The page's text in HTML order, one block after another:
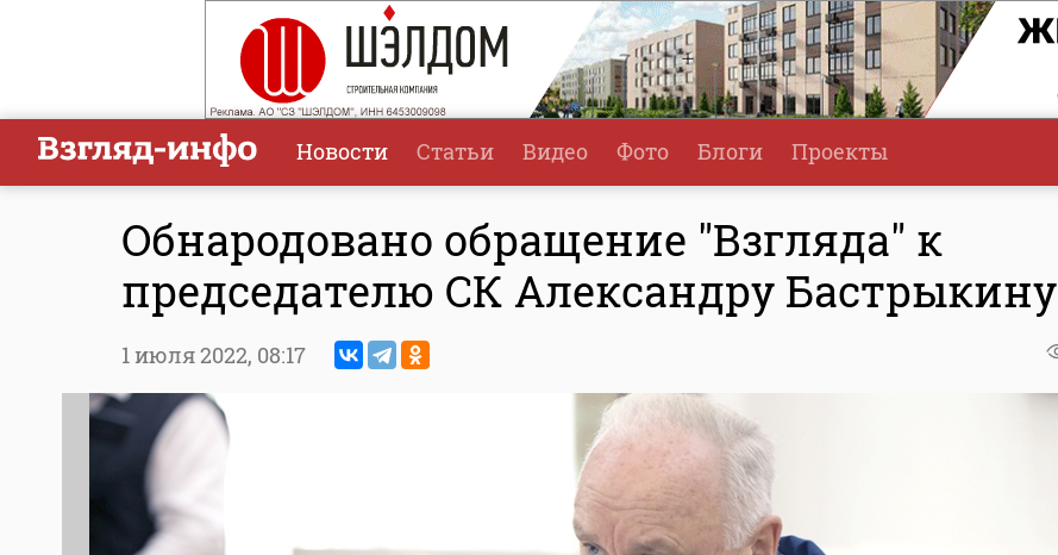
Новости Статьи Видео Фото Блоги Проекты
Обнародовано обращение "Взгляда" к
председателю СК Александру Бастрыкину
1 июля 2022, 08:17